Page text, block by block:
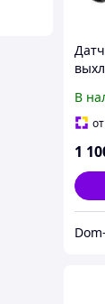
В
от
1